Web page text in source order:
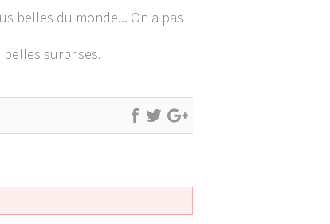
belles du monde... On a pas
surprises.